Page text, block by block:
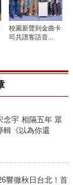
校園新聲到金曲卡
司共譜客語音...
念宇 相隔五年 眾
輯《以為你還
響徹秋日台北！首